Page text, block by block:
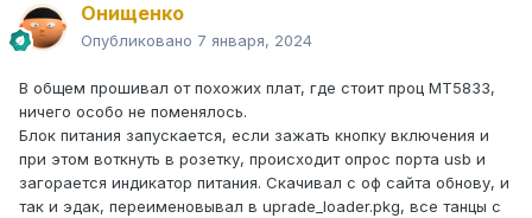
Онищенко
Опубликовано 7 января, 2024
В общем прошивал от похожих плат, где стоит проц MT5833,
ничего особо не поменялось.
Блок питания запускается, если зажать кнопку включения и
при этом воткнуть в розетку, происходит опрос порта usb и
загорается индикатор питания. Скачивал с оф сайта обнову, и
так и эдак, переименовывал в uprade_loader.pkg, все танцы с